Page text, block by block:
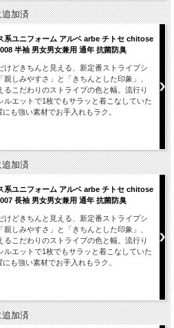
追加済
系ユニフォーム アルベ arbe チトセ chitose
半袖 男女男女兼用 通年 抗菌防臭
けどきちんと見える、新定番ストライプシ
親しみやすさ」と「きちんとした印象」、
るこだわりのストライプの色と幅。流行り
ルエットで1枚でもサラッと着こなしていた
も強い素材でお手入れもラク。
追加済
系ユニフォーム アルベ arbe チトセ chitose
長袖 男女男女兼用 通年 抗菌防臭
けどきちんと見える、新定番ストライプシ
親しみやすさ」と「きちんとした印象」、
るこだわりのストライプの色と幅。流行り
ルエットで1枚でもサラッと着こなしていた
も強い素材でお手入れもラク。
追加済